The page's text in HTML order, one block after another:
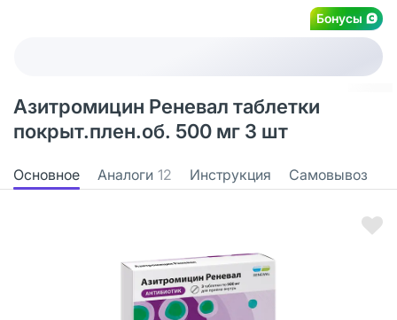
Бонусы
Азитромицин Реневал таблетки
покрыт.плен.об. 500 мг 3 шт
Основное Аналоги 12 Инструкция Самовывоз